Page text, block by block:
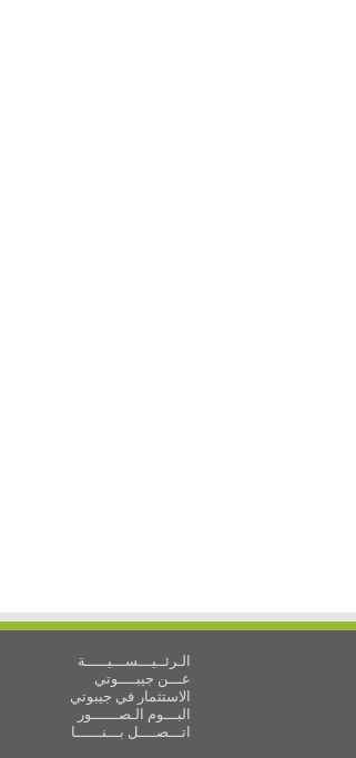
الـرئــيـــســـيـــــة
عـــن جيبــــوتي
الاستثمار في جيبوتي
البـــوم الـصــــــور
اتـــصــــل بـــنــــــا